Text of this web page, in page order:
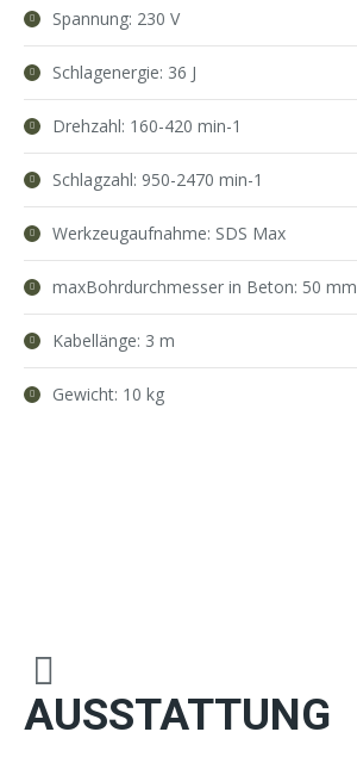
Spannung: 230 V
Schlagenergie: 36 J
Drehzahl: 160-420 min-1
Schlagzahl: 950-2470 min-1
Werkzeugaufnahme: SDS Max
maxBohrdurchmesser in Beton: 50 mm
Kabellänge: 3 m
Gewicht: 10 kg
AUSSTATTUNG